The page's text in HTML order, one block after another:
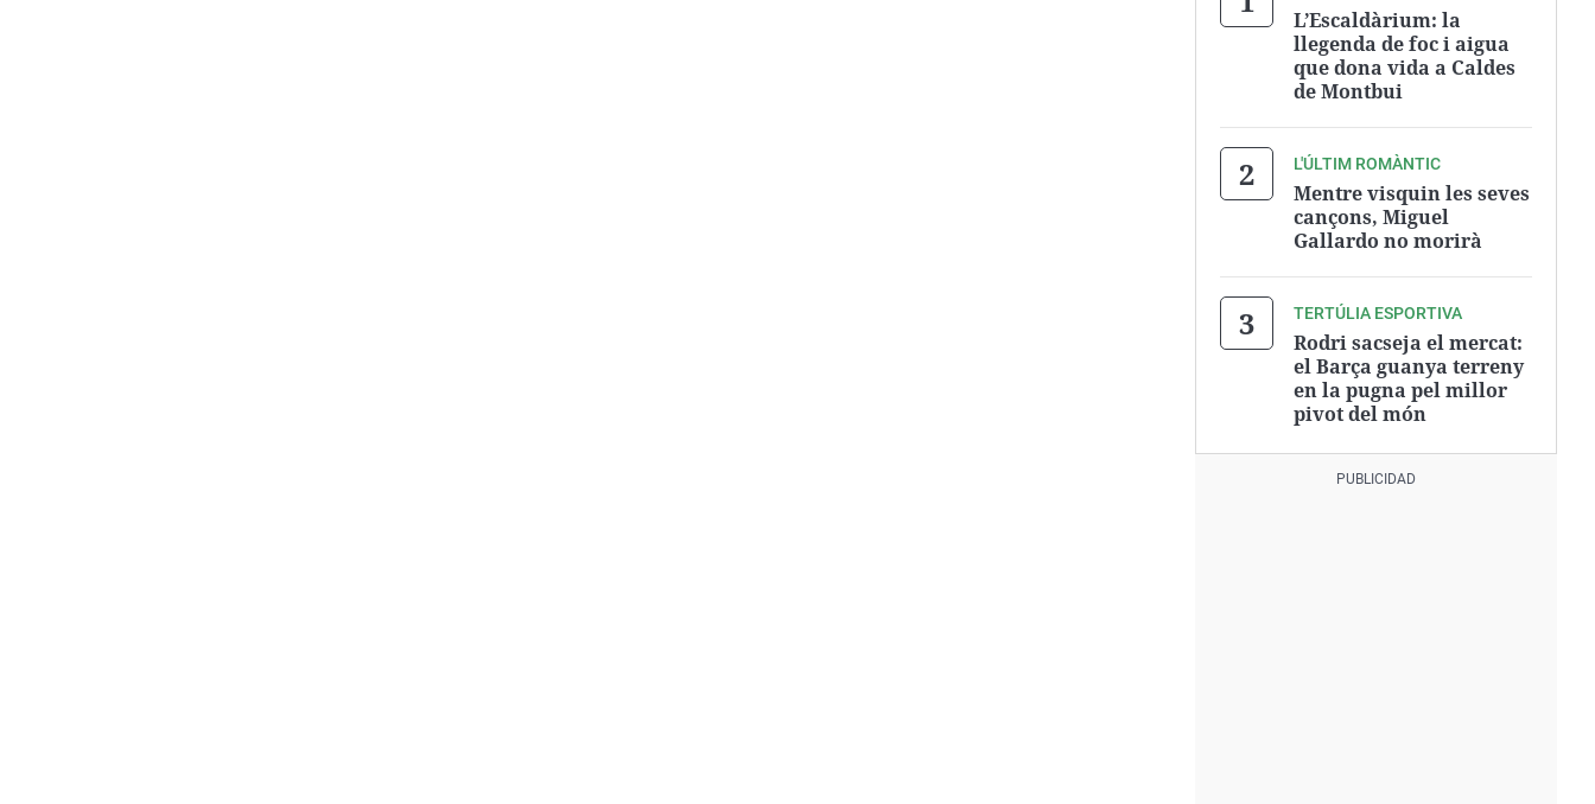
L’Escaldàrium: la
llegenda de foc i aigua
que dona vida a Caldes
de Montbui
L'ÚLTIM ROMÀNTIC
Mentre visquin les seves
cançons, Miguel
Gallardo no morirà
TERTÚLIA ESPORTIVA
Rodri sacseja el mercat:
el Barça guanya terreny
en la pugna pel millor
pivot del món